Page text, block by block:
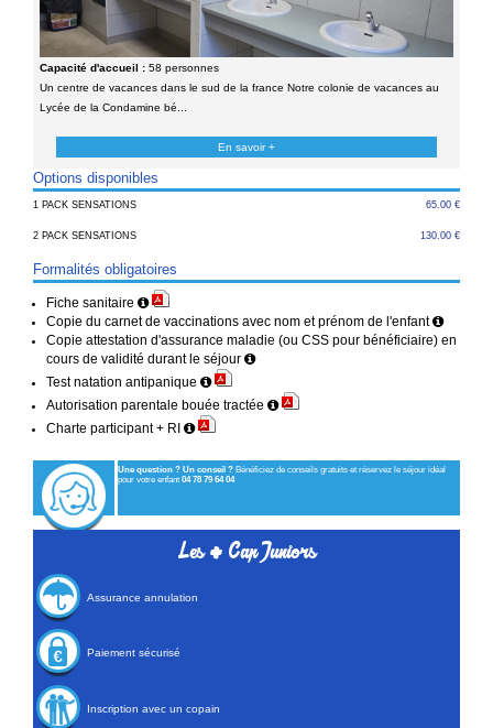
1 PACK SENSATIONS 65.00 €
2 PACK SENSATIONS
Formalités obligatoires
Fiche sanitaire
Copie du carnet de vaccinations avec nom et prénom de l'enfant
Copie attestation d'assurance maladie (ou CSS pour bénéficiaire) en
cours de validité durant le séjour
Charte participant + RI
Une question ? Un conseil ?Bénéficiez de conseils gratuits et réservez le séjour idéal
pour votre enfant
Les+Cap Juniors
Assurance annulation
Paiement sécurisé
Inscription avec un copain
Informations complémentaires
Code du séjour : 10715-N-36914